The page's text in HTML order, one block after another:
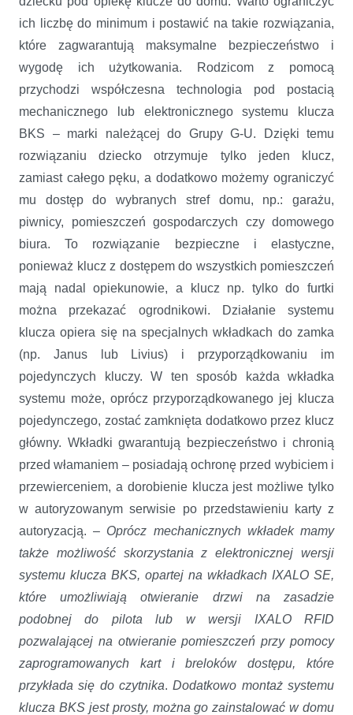
ich liczbę do minimum i postawić na takie rozwiązania,
które zagwarantują maksymalne bezpieczeństwo i
wygodę ich użytkowania. Rodzicom z pomocą
przychodzi współczesna technologia pod postacią
mechanicznego lub elektronicznego systemu klucza
BKS – marki należącej do Grupy G-U. Dzięki temu
rozwiązaniu dziecko otrzymuje tylko jeden klucz,
zamiast całego pęku, a dodatkowo możemy ograniczyć
mu dostęp do wybranych stref domu, np.: garażu,
piwnicy, pomieszczeń gospodarczych czy domowego
biura. To rozwiązanie bezpieczne i elastyczne,
ponieważ klucz z dostępem do wszystkich pomieszczeń
mają nadal opiekunowie, a klucz np. tylko do furtki
można przekazać ogrodnikowi. Działanie systemu
klucza opiera się na specjalnych wkładkach do zamka
(np. Janus lub Livius) i przyporządkowaniu im
pojedynczych kluczy. W ten sposób każda wkładka
systemu może, oprócz przyporządkowanego jej klucza
pojedynczego, zostać zamknięta dodatkowo przez klucz
główny. Wkładki gwarantują bezpieczeństwo i chronią
przed włamaniem – posiadają ochronę przed wybiciem i
przewierceniem, a dorobienie klucza jest możliwe tylko
w autoryzowanym serwisie po przedstawieniu karty z
autoryzacją. – Oprócz mechanicznych wkładek mamy
także możliwość skorzystania z elektronicznej wersji
systemu klucza BKS, opartej na wkładkach IXALO SE,
które umożliwiają otwieranie drzwi na zasadzie
podobnej do pilota lub w wersji IXALO RFID
pozwalającej na otwieranie pomieszczeń przy pomocy
zaprogramowanych kart i breloków dostępu, które
przykłada się do czytnika.Dodatkowo montaż systemu
klucza BKS jest prosty, można go zainstalować w domu